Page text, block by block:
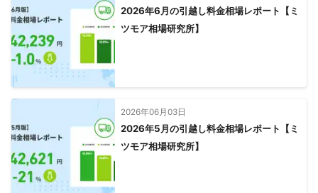
2026年6月の引越し料金相場レポート【ミ
ツモア相場研究所】
2026年06月03日
2026年5月の引越し料金相場レポート【ミ
ツモア相場研究所】